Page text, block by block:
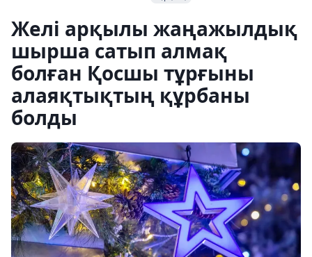
Желі арқылы жаңажылдық
шырша сатып алмақ
болған Қосшы тұрғыны
алаяқтықтың құрбаны
болды